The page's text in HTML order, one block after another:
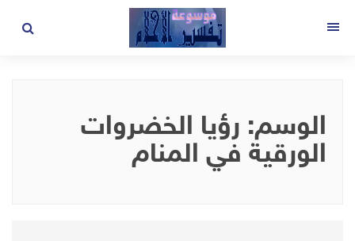
الوسم: رؤيا الخضروات
الورقية في المنام